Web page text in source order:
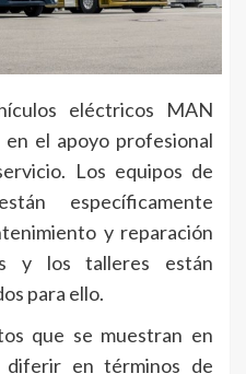
eléctricos MAN
el apoyo profesional
Los equipos de
específicamente
y reparación
y los talleres están
para ello.
que se muestran en
en términos de